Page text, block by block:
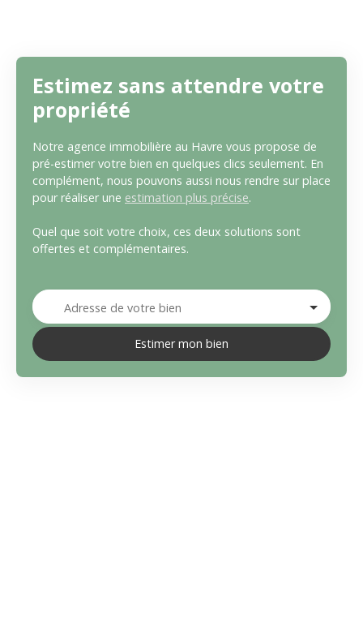
Estimez sans attendre votre
propriété
Notre agence immobilière au Havre vous propose de
pré-estimer votre bien en quelques clics seulement. En
complément, nous pouvons aussi nous rendre sur place
pour réaliser une estimation plus précise.
Quel que soit votre choix, ces deux solutions sont
offertes et complémentaires.
Adresse de votre bien
Estimer mon bien